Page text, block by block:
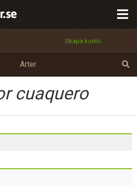
Skapa konto
Arter
cuaquero
Utför
100%
OK
Tillbaka till förstasidan